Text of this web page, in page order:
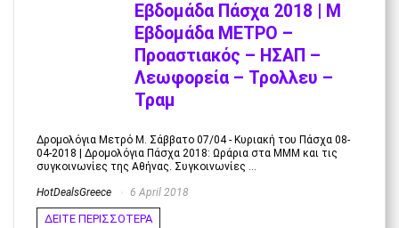
Εβδομάδα Πάσχα 2018 | Μ
Εβδομάδα ΜΕΤΡΟ –
Προαστιακός – ΗΣΑΠ –
Λεωφορεία – Τρολλευ –
Τραμ
Δρομολόγια Μετρό Μ. Σάββατο 07/04 - Κυριακή του Πάσχα 08-
04-2018 | Δρομολόγια Πάσχα 2018: Ωράρια στα ΜΜΜ και τις
συγκοινωνίες της Αθήνας. Συγκοινωνίες ...
HotDealsGreece 6 April 2018
ΔΕΙΤΕ ΠΕΡΙΣΣΟΤΕΡΑ